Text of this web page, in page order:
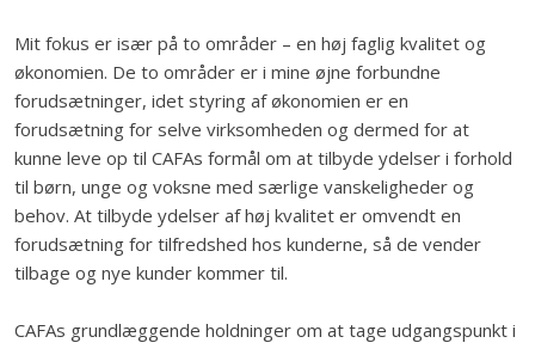
Mit fokus er især på to områder – en høj faglig kvalitet og
økonomien. De to områder er i mine øjne forbundne
forudsætninger, idet styring af økonomien er en
forudsætning for selve virksomheden og dermed for at
kunne leve op til CAFAs formål om at tilbyde ydelser i forhold
til børn, unge og voksne med særlige vanskeligheder og
behov. At tilbyde ydelser af høj kvalitet er omvendt en
forudsætning for tilfredshed hos kunderne, så de vender
tilbage og nye kunder kommer til.
CAFAs grundlæggende holdninger om at tage udgangspunkt i